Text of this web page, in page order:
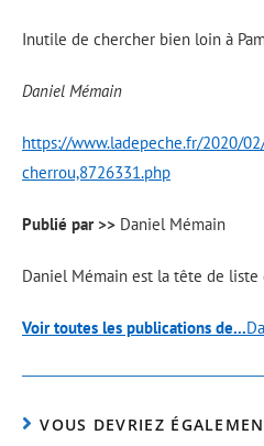
Inutile de chercher bien loin à
Daniel Mémain
https://www.ladepeche.fr/2020/
cherrou,8726331.php
Publié par >> Daniel Mémain
Daniel Mémain est la tête de liste
Voir toutes les publications de...
VOUS DEVRIEZ